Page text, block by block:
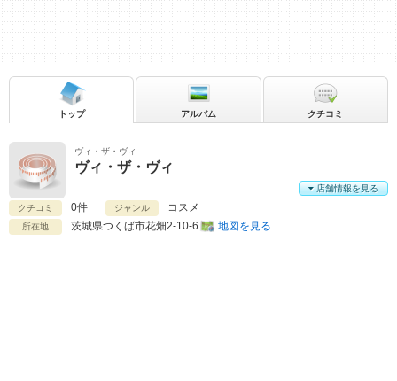
ヴィ・ザ・ヴィ
ヴィ・ザ・ヴィ
クチコミ 0件 ジャンル コスメ
所在地 茨城県つくば市花畑2-10-6 地図を見る
店舗情報を見る
トップ アルバム クチコミ